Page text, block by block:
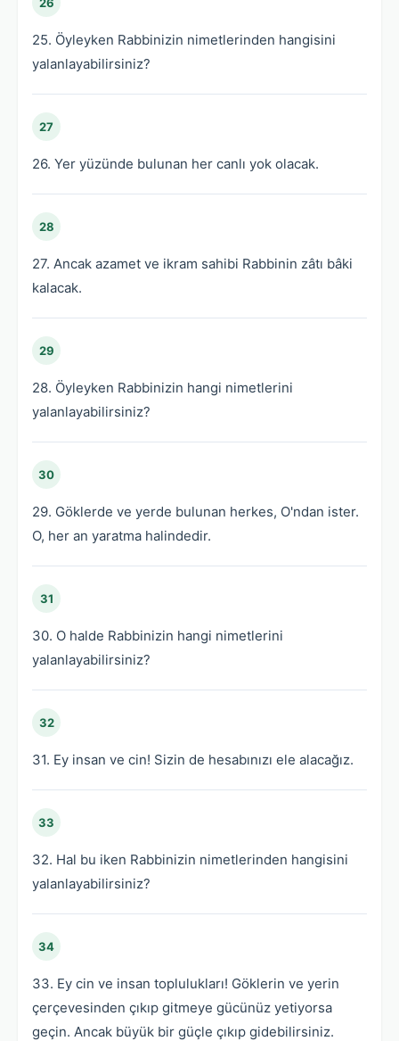
25. Öyleyken Rabbinizin nimetlerinden hangisini
yalanlayabilirsiniz?
27
26. Yer yüzünde bulunan her canlı yok olacak.
28
27. Ancak azamet ve ikram sahibi Rabbinin zâtı bâki
kalacak.
29
28. Öyleyken Rabbinizin hangi nimetlerini
yalanlayabilirsiniz?
30
29. Göklerde ve yerde bulunan herkes, O'ndan ister.
O, her an yaratma halindedir.
31
30. O halde Rabbinizin hangi nimetlerini
yalanlayabilirsiniz?
32
31. Ey insan ve cin! Sizin de hesabınızı ele alacağız.
33
32. Hal bu iken Rabbinizin nimetlerinden hangisini
yalanlayabilirsiniz?
34
33. Ey cin ve insan toplulukları! Göklerin ve yerin
çerçevesinden çıkıp gitmeye gücünüz yetiyorsa
geçin. Ancak büyük bir güçle çıkıp gidebilirsiniz.